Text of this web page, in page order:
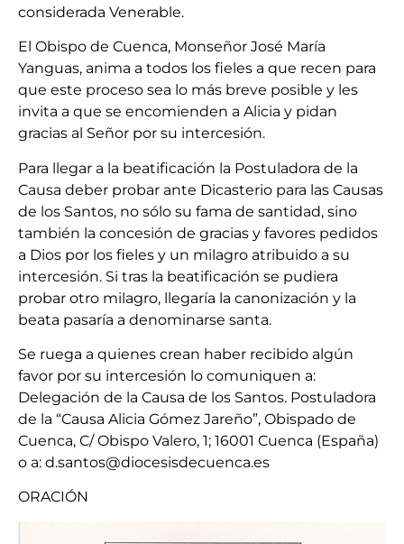
considerada Venerable.
El Obispo de Cuenca, Monseñor José María
Yanguas, anima a todos los fieles a que recen para
que este proceso sea lo más breve posible y les
invita a que se encomienden a Alicia y pidan
gracias al Señor por su intercesión.
Para llegar a la beatificación la Postuladora de la
Causa deber probar ante Dicasterio para las Causas
de los Santos, no sólo su fama de santidad, sino
también la concesión de gracias y favores pedidos
a Dios por los fieles y un milagro atribuido a su
intercesión. Si tras la beatificación se pudiera
probar otro milagro, llegaría la canonización y la
beata pasaría a denominarse santa.
Se ruega a quienes crean haber recibido algún
favor por su intercesión lo comuniquen a:
Delegación de la Causa de los Santos. Postuladora
de la “Causa Alicia Gómez Jareño”, Obispado de
Cuenca, C/ Obispo Valero, 1; 16001 Cuenca (España)
o a: d.santos@diocesisdecuenca.es
ORACIÓN